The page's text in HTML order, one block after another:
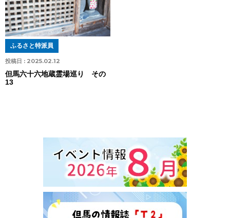
投稿日 : 2025.02.12
ふるさと特派員
但馬六十六地蔵霊場巡り その
13